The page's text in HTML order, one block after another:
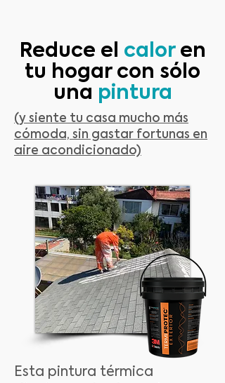
Reduce el calor en
tu hogar con sólo
una pintura
(y siente tu casa mucho más
cómoda, sin gastar fortunas en
aire acondicionado)
Esta pintura térmica